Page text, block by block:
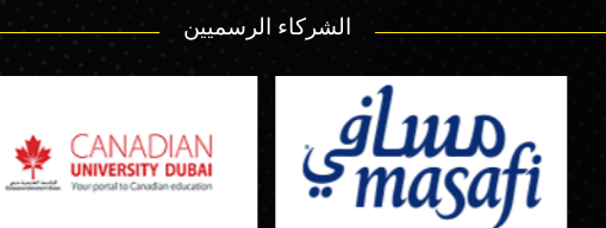
الشركاء الرسميين